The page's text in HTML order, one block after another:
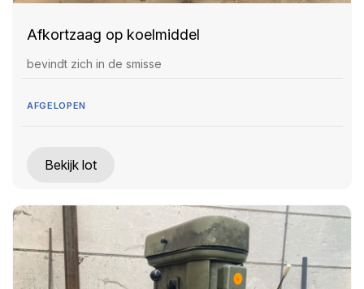
Afkortzaag op koelmiddel
bevindt zich in de smisse
AFGELOPEN
Bekijk lot